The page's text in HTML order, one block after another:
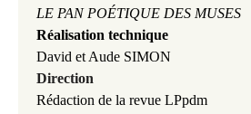
LE PAN POÉTIQUE DES MUSES
Réalisation technique
David et Aude SIMON
Direction
Rédaction de la revue LPpdm